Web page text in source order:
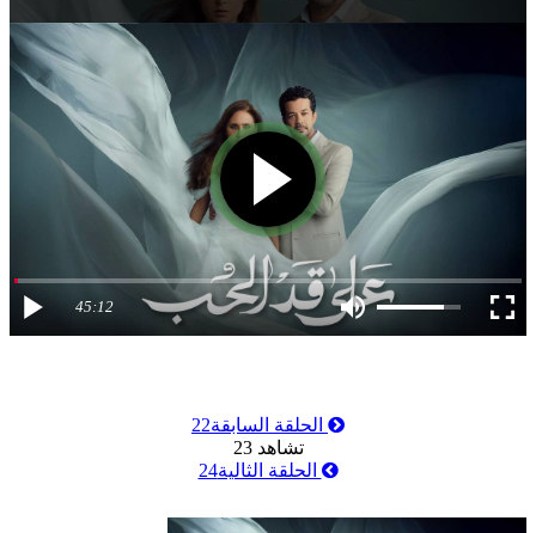
45:12
الحلقة السابقة22
تشاهد23
الحلقة الثالية24